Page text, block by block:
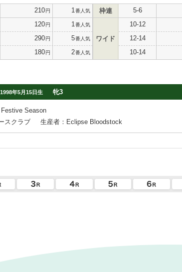
210円 1 番人気
120円 1 番人気
290円 5番人気
180円 2番人気
枠連 5-6
ワイド
10-12
12-14
10-14
1998年5月15日生 牝3
Season
スクラブ
生産者：Eclipse Bloodstock